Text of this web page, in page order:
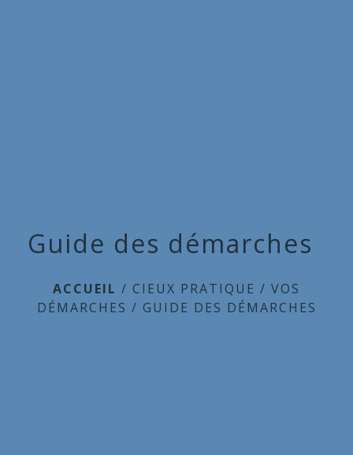
Guide des démarches
ACCUEIL / CIEUX PRATIQUE / VOS
DÉMARCHES / GUIDE DES DÉMARCHES